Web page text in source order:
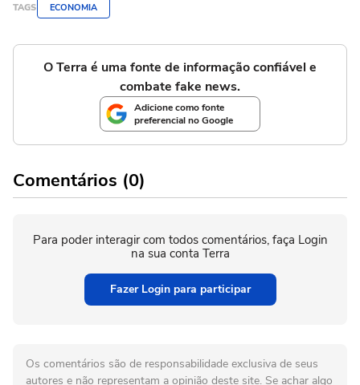
TAGS ECONOMIA
O Terra é uma fonte de informação confiável e
combate fake news.
Adicione como fonte
preferencial no Google
Comentários (0)
Para poder interagir com todos comentários, faça Login
na sua conta Terra
Fazer Login para participar
Os comentários são de responsabilidade exclusiva de seus
autores e não representam a opinião deste site. Se achar algo